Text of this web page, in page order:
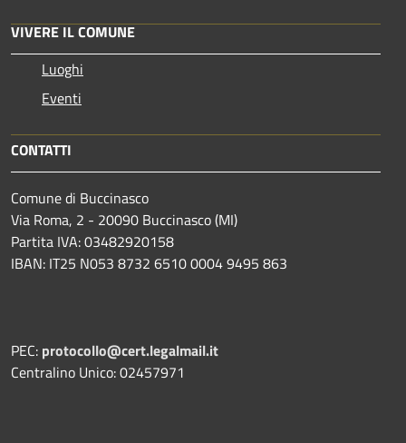
VIVERE IL COMUNE
Luoghi
Eventi
CONTATTI
Comune di Buccinasco
Via Roma, 2 - 20090 Buccinasco (MI)
Partita IVA: 03482920158
IBAN: IT25 N053 8732 6510 0004 9495 863
PEC: protocollo@cert.legalmail.it
Centralino Unico: 02457971